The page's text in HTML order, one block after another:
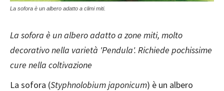
La sofora è un albero adatto a climi miti.
La sofora è un albero adatto a zone miti, molto
decorativo nella varietà 'Pendula'. Richiede pochissime
cure nella coltivazione
La sofora (Styphnolobium japonicum) è un albero